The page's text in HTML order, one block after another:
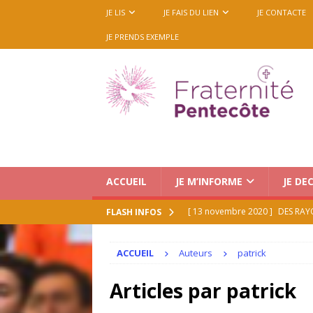
JE LIS JE FAIS DU LIEN JE CONTACTE
JE PRENDS EXEMPLE
ACCUEIL JE M’INFORME JE
FLASH INFOS [ 13 novembre 2020 ] DES
ACCUEIL
[ 16 juillet 2026 ]
Medjugorje
octobre 2026 (mise à jour 16/07)
ACCUEIL Auteurs patrick
Articles par patrick